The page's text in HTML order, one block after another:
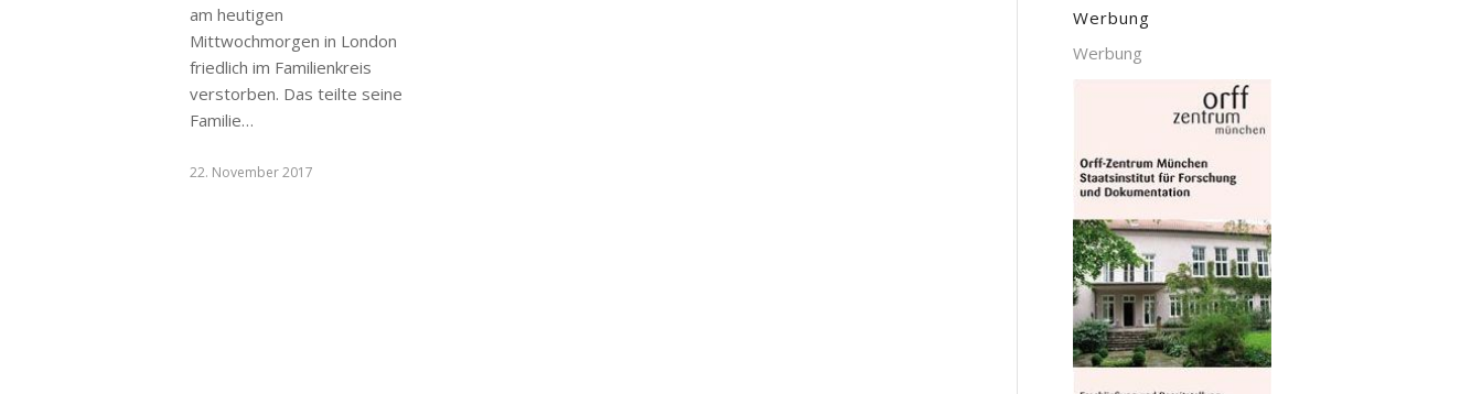
am heutigen
Mittwochmorgen in London
friedlich im Familienkreis
verstorben. Das teilte seine
Familie…
22. November 2017
Werbung
Werbung